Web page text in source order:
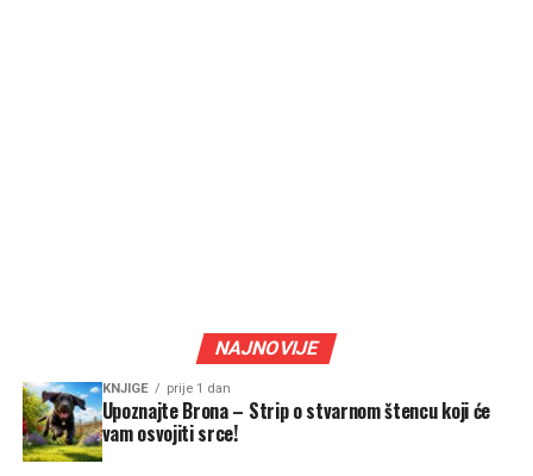
NAJNOVIJE
KNJIGE prije 1 dan
Upoznajte Brona – Strip o stvarnom štencu koji će
vam osvojiti srce!